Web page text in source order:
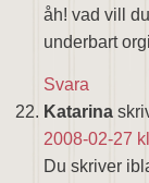
åh! vad vill
underbart
Svara
Katarina
2008-02-27
Du skriver